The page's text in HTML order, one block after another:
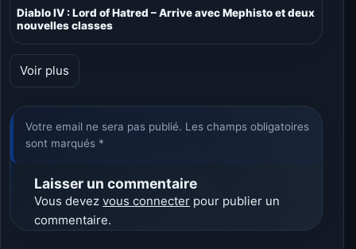
Diablo IV : Lord of Hatred – Arrive avec Mephisto et deux
nouvelles classes
Voir plus
Votre email ne sera pas publié. Les champs obligatoires
sont marqués *
Laisser un commentaire
Vous devezvous connecter pour publier un
commentaire.